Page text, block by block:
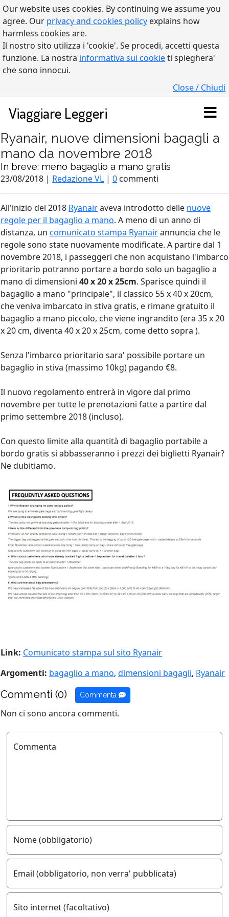
Our website uses cookies. By continuing we assume you
agree. Our privacy and cookies policy explains how
harmless cookies are.
Il nostro sito utilizza i 'cookie'. Se procedi, accetti questa
funzione. La nostra informativa sui cookieti spieghera'
che sono innocui.
Close / Chiudi
Viaggiare Leggeri
Ryanair, nuove dimensioni bagagli a
mano da novembre 2018
In breve: meno bagaglio a mano gratis
23/08/2018 | Redazione VL | 0 commenti
All'inizio del 2018 Ryanairaveva introdotto delle nuove
regole per il bagaglio a mano. A meno di un anno di
distanza, un comunicato stampa Ryanairannuncia che le
regole sono state nuovamente modificate. A partire dal 1
novembre 2018, i passeggeri che non acquistano l'imbarco
prioritario potranno portare a bordo solo un bagaglio a
mano di dimensioni 40 x 20 x 25cm. Sparisce quindi il
bagaglio a mano "principale", il classico 55 x 40 x 20cm,
che veniva imbarcato in stiva gratis, e rimane gratuito il
bagaglio a mano piccolo, che viene ingrandito (era 35 x 20
x 20 cm, diventa 40 x 20 x 25cm, come detto sopra ).
Senza l'imbarco prioritario sara' possibile portare un
bagaglio in stiva (massimo 10kg) pagando €8.
Il nuovo regolamento entrerà in vigore dal primo
novembre per tutte le prenotazioni fatte a partire dal
primo settembre 2018 (incluso).
Con questo limite alla quantità di bagaglio portabile a
bordo gratis si abbasseranno i prezzi dei biglietti Ryanair?
Ne dubitiamo.
Link: Comunicato stampa sul sito Ryanair
Argomenti: bagaglio a mano, dimensioni bagagli, Ryanair
Commenti (0) Commenta
Non ci sono ancora commenti.
Commenta
Nome (obbligatorio)
Email (obbligatorio, non verra' pubblicata)
Sito internet (facoltativo)